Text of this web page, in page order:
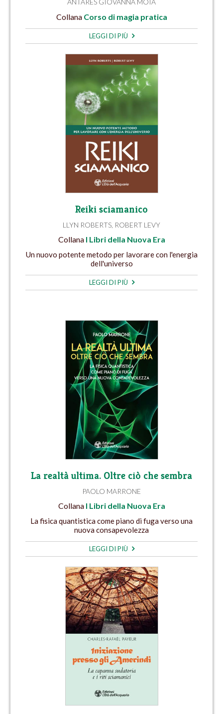
ANTARES GIOVANNA MOIA
Collana Corso di magia pratica
LEGGI DI PIÙ
Reiki sciamanico
LLYN ROBERTS ROBERT LEVY
Collana I Libri della Nuova Era
Un nuovo potente metodo per lavorare con l'energia
dell'universo
LEGGI DI PIÙ
La realtà ultima. Oltre ciò che sembra
PAOLO MARRONE
Collana I Libri della Nuova Era
La fisica quantistica come piano di fuga verso una
nuova consapevolezza
LEGGI DI PIÙ